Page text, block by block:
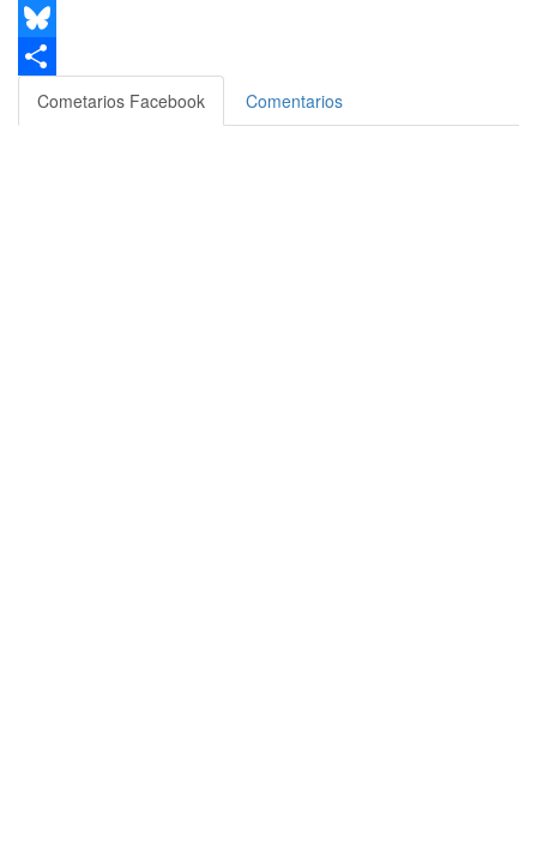
Email
Bluesky
Compartir
Cometarios Facebook Comentarios